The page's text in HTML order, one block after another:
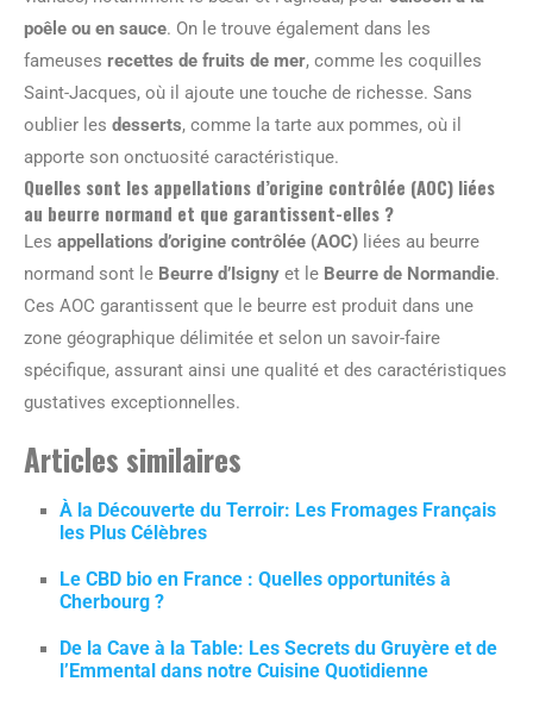
poêle ou en sauce. On le trouve également dans les
fameuses recettes de fruits de mer, comme les coquilles
Saint-Jacques, où il ajoute une touche de richesse. Sans
oublier les desserts, comme la tarte aux pommes, où il
apporte son onctuosité caractéristique.
Quelles sont les appellations d’origine contrôlée (AOC) liées
au beurre normand et que garantissent-elles ?
Les appellations d’origine contrôlée (AOC) liées au beurre
normand sont le Beurre d’Isigny et le Beurre de Normandie.
Ces AOC garantissent que le beurre est produit dans une
zone géographique délimitée et selon un savoir-faire
spécifique, assurant ainsi une qualité et des caractéristiques
gustatives exceptionnelles.
Articles similaires
À la Découverte du Terroir: Les Fromages Français
les Plus Célèbres
Le CBD bio en France : Quelles opportunités à
Cherbourg ?
De la Cave à la Table: Les Secrets du Gruyère et de
l’Emmental dans notre Cuisine Quotidienne